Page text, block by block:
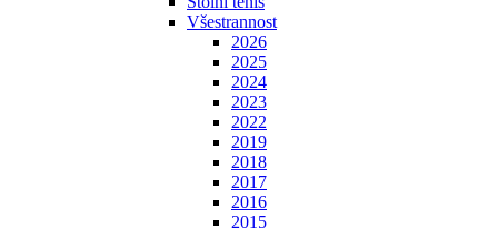
Všestrannost
2026
2025
2024
2023
2022
2019
2018
2017
2016
2015